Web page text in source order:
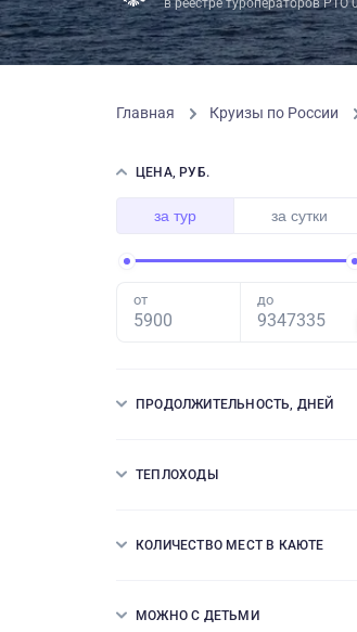
в реестре туроператоров РТО
Главная Круизы по России
ЦЕНА, РУБ.
за тур за сутки
от до
ПРОДОЛЖИТЕЛЬНОСТЬ, ДНЕЙ
ТЕПЛОХОДЫ
КОЛИЧЕСТВО МЕСТ В КАЮТЕ
МОЖНО С ДЕТЬМИ